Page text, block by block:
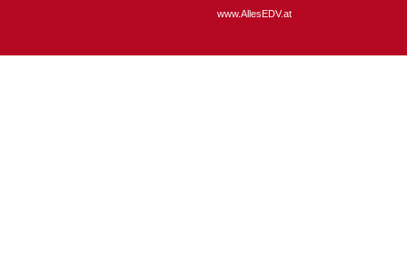
www.AllesEDV.at